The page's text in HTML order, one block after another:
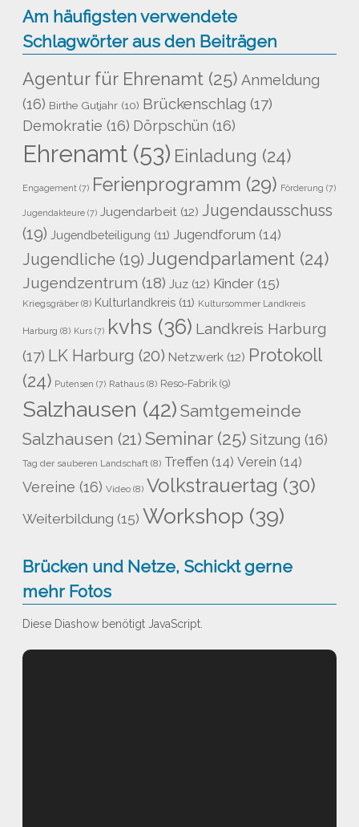
Am häufigsten verwendete
Schlagwörter aus den Beiträgen
Agentur für Ehrenamt (25) Anmeldung
(16) Birthe Gutjahr (10) Brückenschlag (17)
Demokratie (16) Dörpschün (16)
Ehrenamt (53) Einladung (24)
Engagement (7) Ferienprogramm (29) Förderung (7)
Jugendakteure (7) Jugendarbeit (12) Jugendausschuss
(19) Jugendbeteiligung (11) Jugendforum (14)
Jugendliche (19) Jugendparlament (24)
Jugendzentrum (18) Juz (12) Kinder (15)
Kriegsgräber (8) Kulturlandkreis (11) Kultursommer Landkreis
Harburg (8) Kurs (7) kvhs (36) Landkreis Harburg
(17) LK Harburg (20) Netzwerk (12) Protokoll
(24) Putensen (7) Rathaus (8) Reso-Fabrik (9)
Salzhausen (42) Samtgemeinde
Salzhausen (21) Seminar(25) Sitzung (16)
Tag der sauberen Landschaft (8) Treffen (14) Verein (14)
Vereine (16) Video (8) Volkstrauertag (30)
Weiterbildung (15) Workshop (39)
Brücken und Netze, Schickt gerne
mehr Fotos
Diese Diashow benötigt JavaScript.